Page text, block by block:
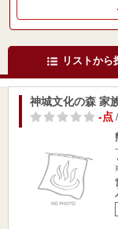
リストから
神城文化の森 家
-点/